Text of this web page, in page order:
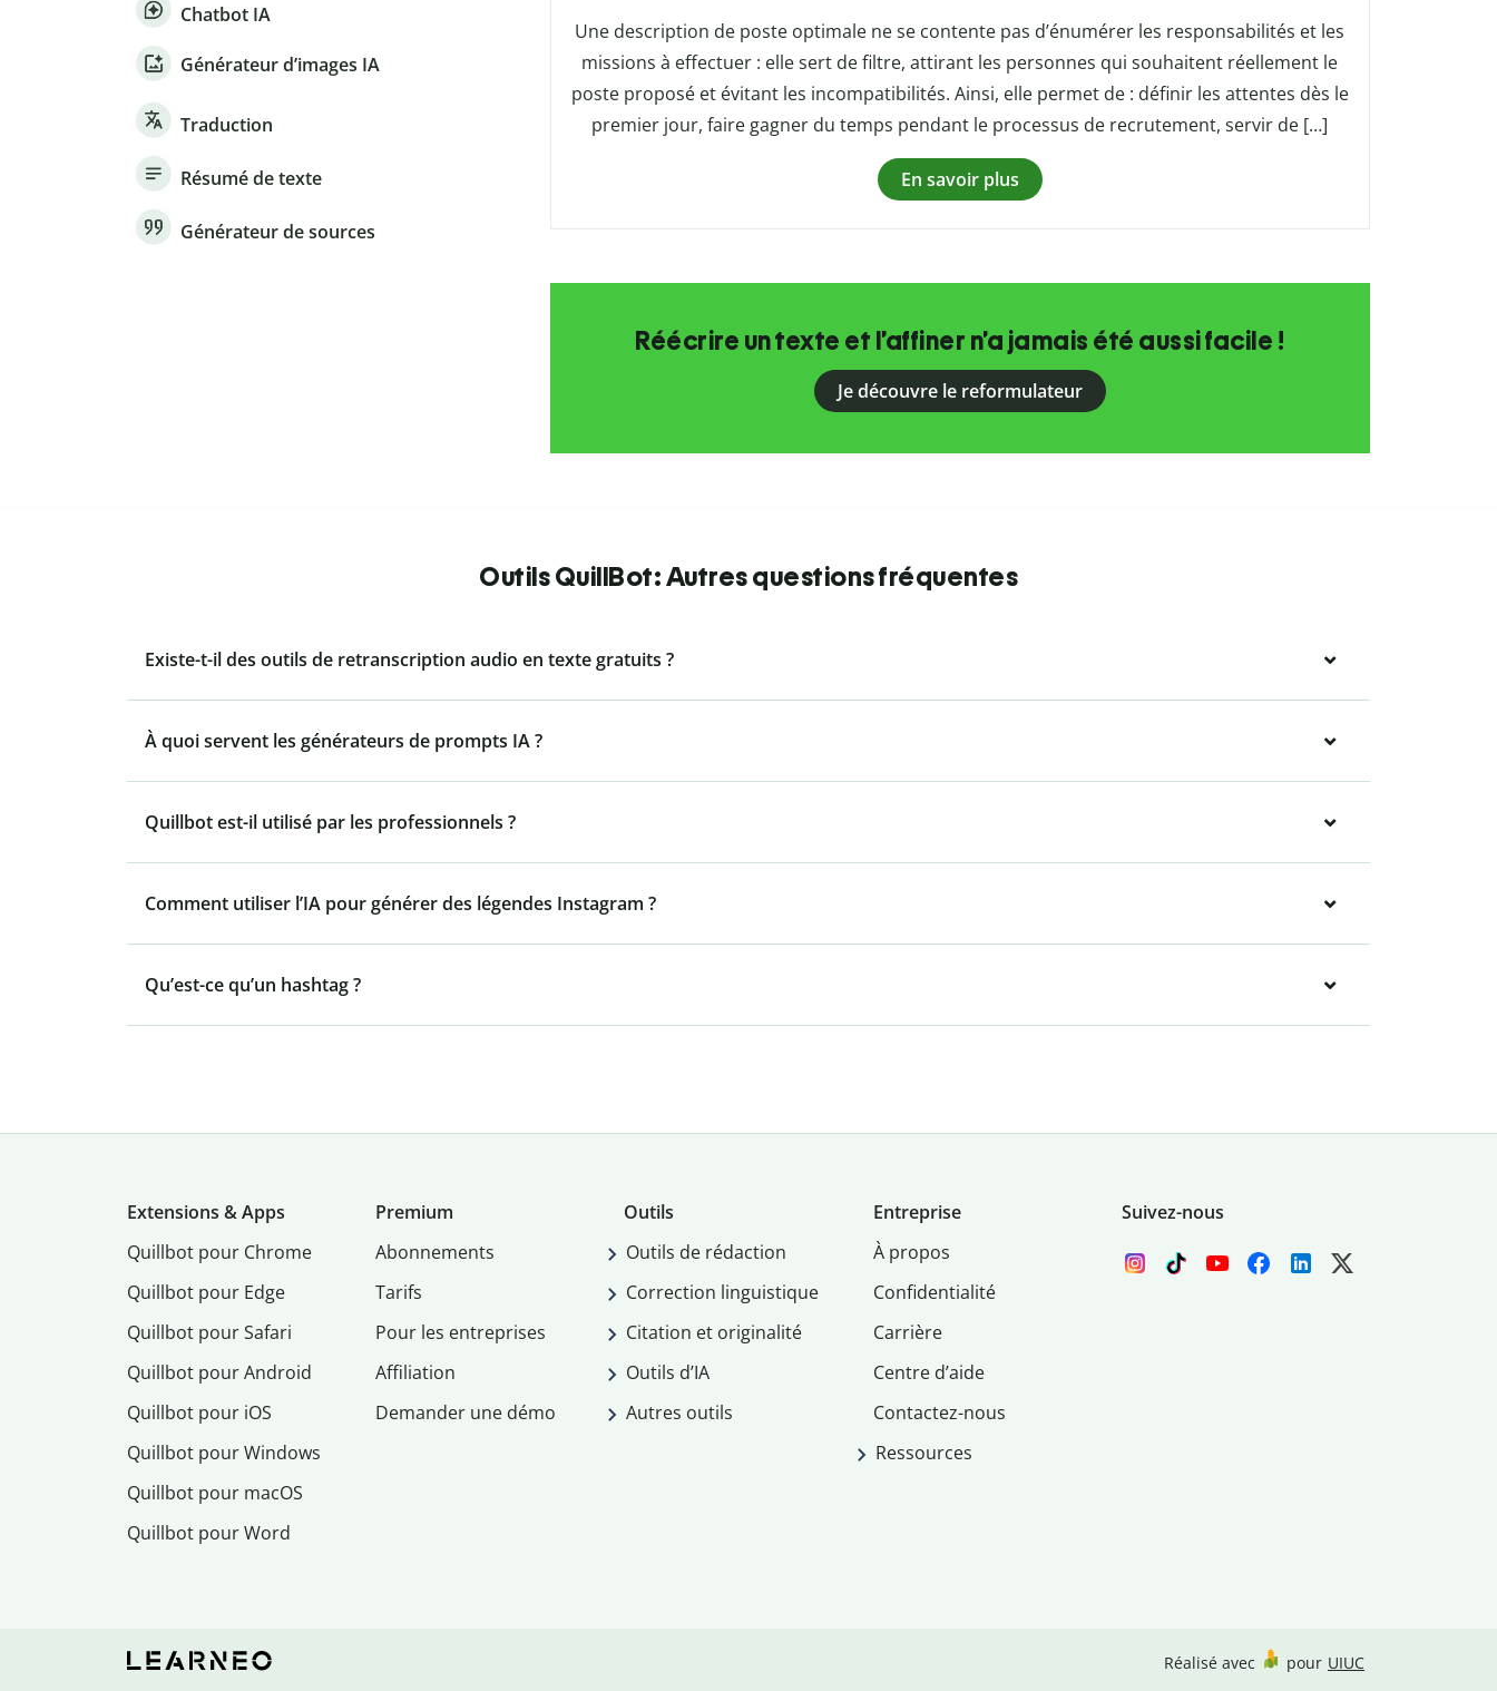
Chatbot IA
Générateur d’images IA
Traduction
Résumé de texte
Générateur de sources
Une description de poste optimale ne se contente pas d’énumérer les responsabilités et les
missions à effectuer : elle sert de filtre, attirant les personnes qui souhaitent réellement le
poste proposé et évitant les incompatibilités. Ainsi, elle permet de : définir les attentes dès le
premier jour, faire gagner du temps pendant le processus de recrutement, servir de […]
En savoir plus
Réécrire un texte et l’affiner n’a jamais été aussi facile !
Je découvre le reformulateur
Outils QuillBot: Autres questions fréquentes
Existe-t-il des outils de retranscription audio en texte gratuits ?
À quoi servent les générateurs de prompts IA ?
Quillbot est-il utilisé par les professionnels ?
Comment utiliser l’IA pour générer des légendes Instagram ?
Qu’est-ce qu’un hashtag ?
Extensions & Apps
Quillbot pour Chrome
Quillbot pour Edge
Quillbot pour Safari
Quillbot pour Android
Quillbot pour iOS
Quillbot pour Windows
Quillbot pour macOS
Quillbot pour Word
Premium
Abonnements
Tarifs
Pour les entreprises
Affiliation
Demander une démo
Outils
Outils de rédaction
Correction linguistique
Citation et originalité
Outils d’IA
Autres outils
Entreprise
À propos
Confidentialité
Carrière
Centre d’aide
Contactez-nous
Ressources
Suivez-nous
Réalisé avec pour UIUC